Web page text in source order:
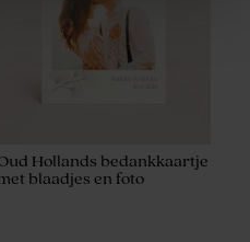
Hollands bedankkaartje
blaadjes en foto